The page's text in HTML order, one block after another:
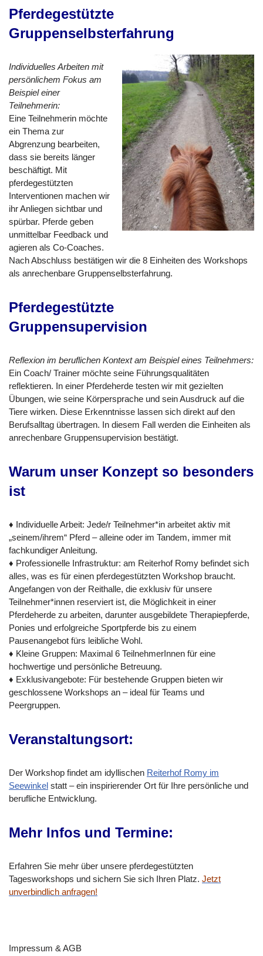
Pferdegestützte
Gruppenselbsterfahrung
Individuelles Arbeiten mit
persönlichem Fokus am
Beispiel einer
Teilnehmerin:
Eine Teilnehmerin möchte
ein Thema zur
Abgrenzung bearbeiten,
dass sie bereits länger
beschäftigt. Mit
pferdegestützten
Interventionen machen wir
ihr Anliegen sichtbar und
spürbar. Pferde geben
unmittelbar Feedback und
agieren als Co-Coaches.
Nach Abschluss bestätigen wir die 8 Einheiten des Workshops
als anrechenbare Gruppenselbsterfahrung.
Pferdegestützte
Gruppensupervision
Reflexion im beruflichen Kontext am Beispiel eines Teilnehmers:
Ein Coach/ Trainer möchte seine Führungsqualitäten
reflektieren. In einer Pferdeherde testen wir mit gezielten
Übungen, wie seine Körpersprache und sein Ausdruck auf die
Tiere wirken. Diese Erkenntnisse lassen sich direkt auf den
Berufsalltag übertragen. In diesem Fall werden die Einheiten als
anrechenbare Gruppensupervision bestätigt.
Warum unser Konzept so besonders
ist
♦ Individuelle Arbeit: Jede/r Teilnehmer*in arbeitet aktiv mit
„seinem/ihrem“ Pferd – alleine oder im Tandem, immer mit
fachkundiger Anleitung.
♦ Professionelle Infrastruktur: am Reiterhof Romy befindet sich
alles, was es für einen pferdegestützten Workshop braucht.
Angefangen von der Reithalle, die exklusiv für unsere
Teilnehmer*innen reserviert ist, die Möglichkeit in einer
Pferdeherde zu arbeiten, darunter ausgebildete Therapiepferde,
Ponies und erfolgreiche Sportpferde bis zu einem
Pausenangebot fürs leibliche Wohl.
♦ Kleine Gruppen: Maximal 6 TeilnehmerInnen für eine
hochwertige und persönliche Betreuung.
♦ Exklusivangebote: Für bestehende Gruppen bieten wir
geschlossene Workshops an – ideal für Teams und
Peergruppen.
Veranstaltungsort:
Der Workshop findet am idyllischen Reiterhof Romy im
Seewinkel statt – ein inspirierender Ort für Ihre persönliche und
berufliche Entwicklung.
Mehr Infos und Termine:
Erfahren Sie mehr über unsere pferdegestützten
Tagesworkshops und sichern Sie sich Ihren Platz. Jetzt
unverbindlich anfragen!
Impressum & AGB